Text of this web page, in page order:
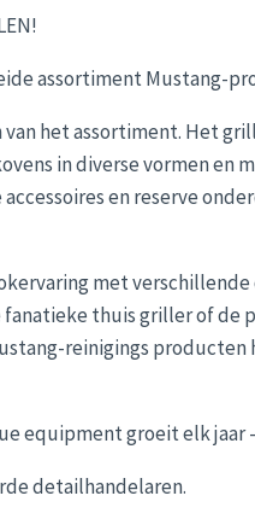
assortiment Mustang-
het assortiment. Het
in diverse vormen en
en reserve
met
thuis griller of
reinigings
equipment groeit elk
detailhandelaren.